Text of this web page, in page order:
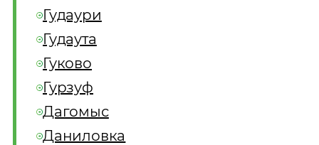
Гудаури
Гудаута
Гуково
Гурзуф
Дагомыс
Даниловка